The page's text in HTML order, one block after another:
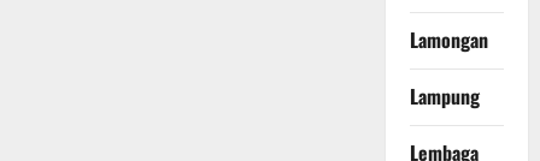
Lamongan
Lampung
Lembaga